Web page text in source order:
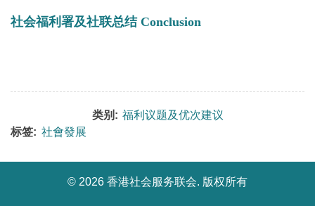
社会福利署及社联总结 Conclusion
类别: 福利议题及优次建议
标签: 社會發展
© 2026 香港社会服务联会. 版权所有